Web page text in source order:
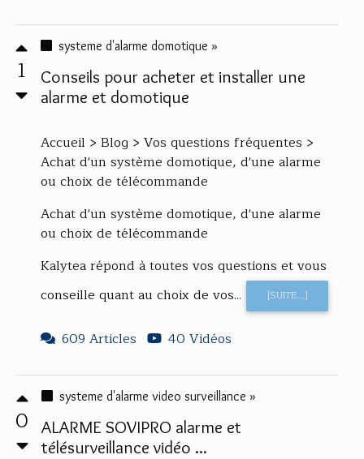
1
systeme d'alarme domotique »
Conseils pour acheter et installer une
alarme et domotique
Accueil > Blog > Vos questions fréquentes >
Achat d'un système domotique, d'une alarme
ou choix de télécommande
Achat d'un système domotique, d'une alarme
ou choix de télécommande
Kalytea répond à toutes vos questions et vous
conseille quant au choix de vos...
[SUITE...]
609 Articles 40 Vidéos
0
systeme d'alarme video surveillance »
ALARME SOVIPRO alarme et
télésurveillance vidéo ...